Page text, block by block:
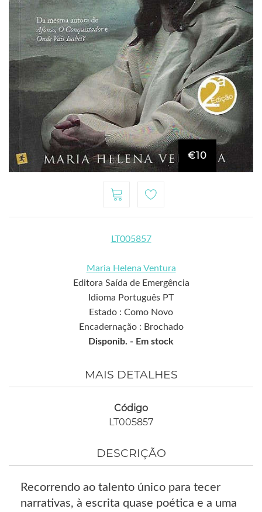
€10
LT005857
Maria Helena Ventura
Editora Saída de Emergência
Idioma Português PT
Estado : Como Novo
Encadernação : Brochado
Disponib. - Em stock
MAIS DETALHES
Código
LT005857
DESCRIÇÃO
Recorrendo ao talento único para tecer
narrativas, à escrita quase poética e a uma